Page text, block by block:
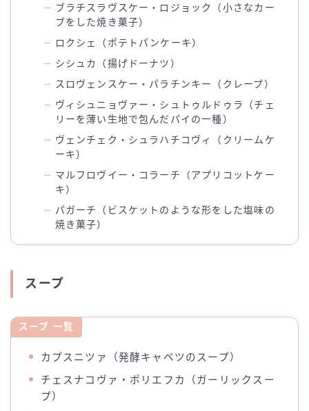
ブラチスラヴスケー・ロジョック（小さなカー
ブをした焼き菓子）
ロクシェ（ポテトパンケーキ）
シシュカ（揚げドーナツ）
スロヴェンスケー・パラチンキー（クレープ）
ヴィシュニョヴァー・シュトゥルドゥラ（チェ
リーを薄い生地で包んだパイの一種）
ヴェンチェク・シュラハチコヴィ（クリームケ
ーキ）
マルフロヴイー・コラーチ（アプリコットケー
キ）
パガーチ（ビスケットのような形をした塩味の
焼き菓子）
スープ
スープ 一覧
カプスニツァ（発酵キャベツのスープ）
チェスナコヴァ・ポリエフカ（ガーリックスー
プ）